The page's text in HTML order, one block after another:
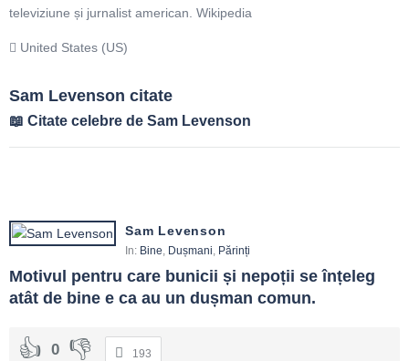
televiziune și jurnalist american. Wikipedia
United States (US)
Sam Levenson citate
Citate celebre de Sam Levenson
Sam Levenson
In: Bine, Dușmani, Părinți
Motivul pentru care bunicii și nepoții se înțeleg
atât de bine e ca au un dușman comun.
0 193